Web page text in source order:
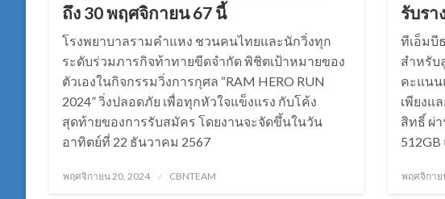
ถึง 30 พฤศจิกายน 67 นี้
โรงพยาบาลรามคำแหง ชวนคนไทยและนักวิ่งทุก
ระดับร่วมภารกิจท้าทายขีดจำกัด พิชิตเป้าหมายของ
ตัวเองในกิจกรรมวิ่งการกุศล “RAM HERO RUN
2024” วิ่งปลอดภัย เพื่อทุกหัวใจแข็งแรง กับโค้ง
สุดท้ายของการรับสมัคร โดยงานจะจัดขึ้นในวัน
อาทิตย์ที่ 22 ธันวาคม 2567
Posted
พฤศจิกายน 20, 2024 CBNTEAM
รับร
ทีเอ็มบี
สำหรับ
คะแนน
เพียงแ
สิทธิ์ ผ่า
512GB
Posted
พฤศจิกาย